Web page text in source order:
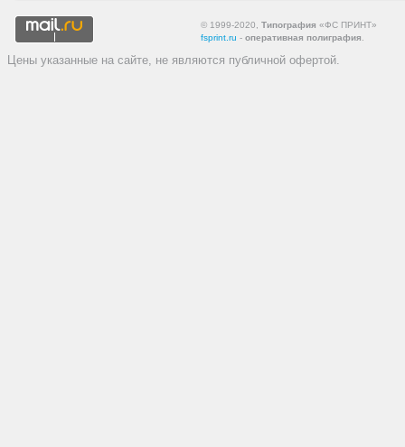
© 1999-2020, Типография «ФС ПРИНТ»
fsprint.ru - оперативная полиграфия
Цены указанные на сайте, не являются публичной офертой.